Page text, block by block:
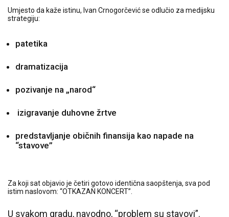
Umjesto da kaže istinu, Ivan Crnogorčević se odlučio za medijsku
strategiju:
patetika
dramatizacija
pozivanje na „narod“
izigravanje duhovne žrtve
predstavljanje običnih finansija kao napade na
“stavove”
Za koji sat objavio je četiri gotovo identična saopštenja, sva pod
istim naslovom: “OTKAZAN KONCERT”.
U svakom gradu, navodno, “problem su stavovi”.